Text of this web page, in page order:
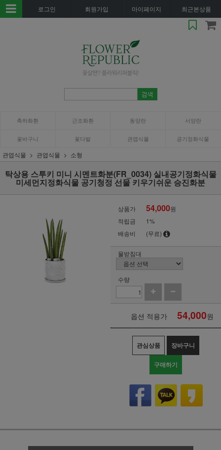
로그인 회원가입 마이페이지 최근본상품
축하화환 근조화환 동양란 서양란
꽃바구니 꽃다발 관엽식물 공기정화식물
관엽식물 관엽식물 소형
탁상용 스투키 미니 시멘트화분(FR_0034) 실내공기정화식물
미세먼지정화식물 공기청정 선물 키우기쉬운 승진화분
상품가 54,000원
적립금
1%
배송비
(무료)
물받침대
수량
옵션 적용가 54,000원
관심상품 장바구니
구매하기